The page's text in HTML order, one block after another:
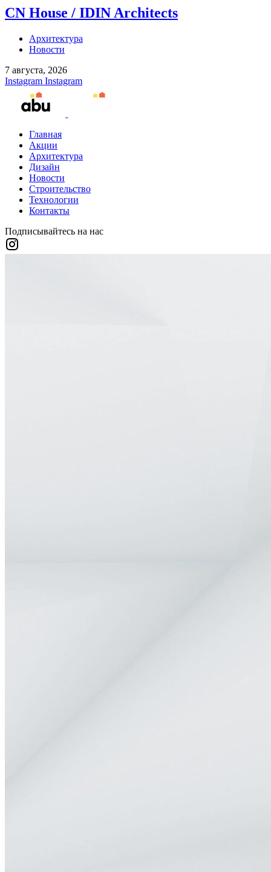
CN House / IDIN Architects
Архитектура
Новости
7 августа, 2026
Instagram Instagram
Главная
Акции
Архитектура
Дизайн
Новости
Строительство
Технологии
Контакты
Подписывайтесь на нас